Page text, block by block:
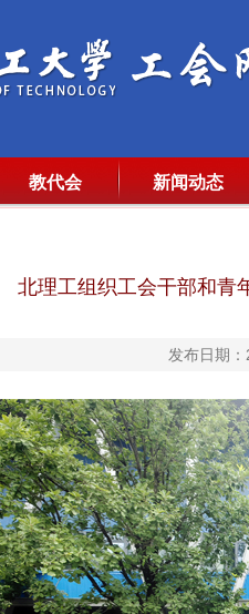
教代会 新闻动态
北理工组织工会干部和青
发布日期